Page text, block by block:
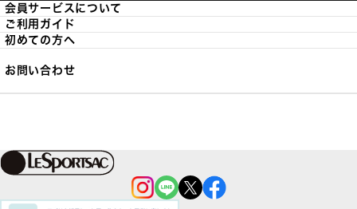
会員サービスについて
ご利用ガイド
初めての方へ
お問い合わせ